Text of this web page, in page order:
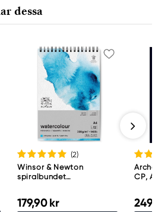
dessa
(2)
Winsor & Newton
spiralbundet
g/m²
179,90 kr
CP,